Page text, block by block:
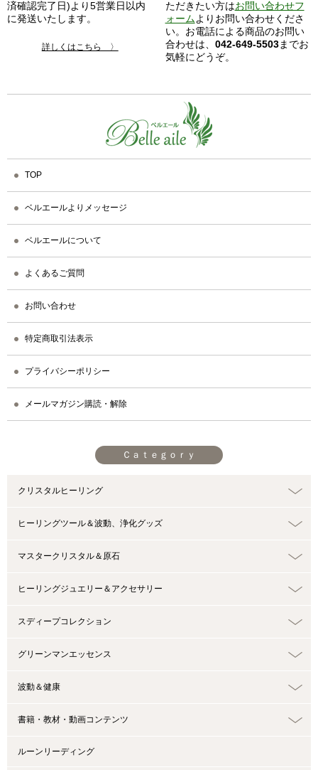
済確認完了日)より5営業日以内
に発送いたします。
詳しくはこちら 〉
ただきたい方はお問い合わせフ
ォームよりお問い合わせくださ
い。お電話による商品のお問い
合わせは、 042-649-5503までお
気軽にどうぞ。
TOP
ベルエールよりメッセージ
ベルエールについて
よくあるご質問
お問い合わせ
特定商取引法表示
プライバシーポリシー
メールマガジン購読・解除
Ｃａｔｅｇｏｒｙ
クリスタルヒーリング
ヒーリングツール＆波動、浄化グッズ
マスタークリスタル＆原石
ヒーリングジュエリー＆アクセサリー
スディープコレクション
グリーンマンエッセンス
波動＆健康
書籍・教材・動画コンテンツ
ルーンリーディング